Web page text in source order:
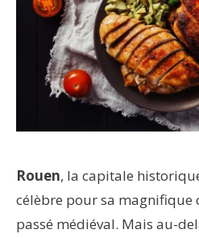
Rouen, la capitale
célèbre pour sa magnifique
passé médiéval. Mais au-